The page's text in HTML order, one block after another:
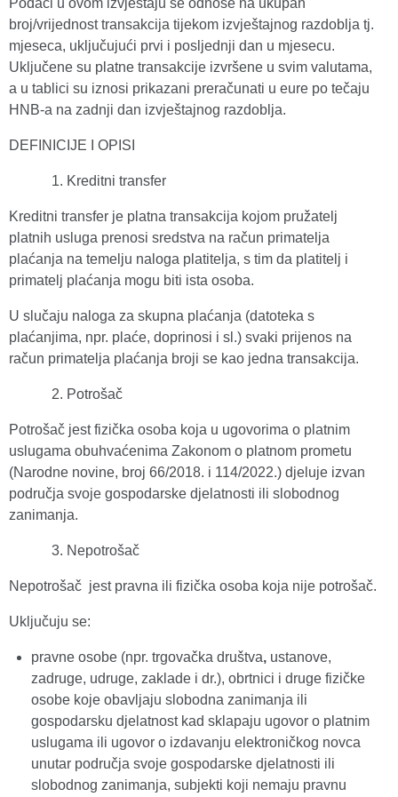
Podaci u ovom izvještaju se odnose na ukupan
broj/vrijednost transakcija tijekom izvještajnog razdoblja tj.
mjeseca, uključujući prvi i posljednji dan u mjesecu.
Uključene su platne transakcije izvršene u svim valutama,
a u tablici su iznosi prikazani preračunati u eure po tečaju
HNB-a na zadnji dan izvještajnog razdoblja.
DEFINICIJE I OPISI
Kreditni transfer
Kreditni transfer je platna transakcija kojom pružatelj
platnih usluga prenosi sredstva na račun primatelja
plaćanja na temelju naloga platitelja, s tim da platitelj i
primatelj plaćanja mogu biti ista osoba.
U slučaju naloga za skupna plaćanja (datoteka s
plaćanjima, npr. plaće, doprinosi i sl.) svaki prijenos na
račun primatelja plaćanja broji se kao jedna transakcija.
Potrošač
Potrošač jest fizička osoba koja u ugovorima o platnim
uslugama obuhvaćenima Zakonom o platnom prometu
(Narodne novine, broj 66/2018. i 114/2022.) djeluje izvan
područja svoje gospodarske djelatnosti ili slobodnog
zanimanja.
Nepotrošač
Nepotrošač jest pravna ili fizička osoba koja nije potrošač.
Uključuju se:
pravne osobe (npr. trgovačka društva, ustanove,
zadruge, udruge, zaklade i dr.), obrtnici i druge fizičke
osobe koje obavljaju slobodna zanimanja ili
gospodarsku djelatnost kad sklapaju ugovor o platnim
uslugama ili ugovor o izdavanju elektroničkog novca
unutar područja svoje gospodarske djelatnosti ili
slobodnog zanimanja, subjekti koji nemaju pravnu